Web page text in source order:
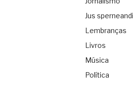
Jus sperneandi
Lembranças
Livros
Música
Política